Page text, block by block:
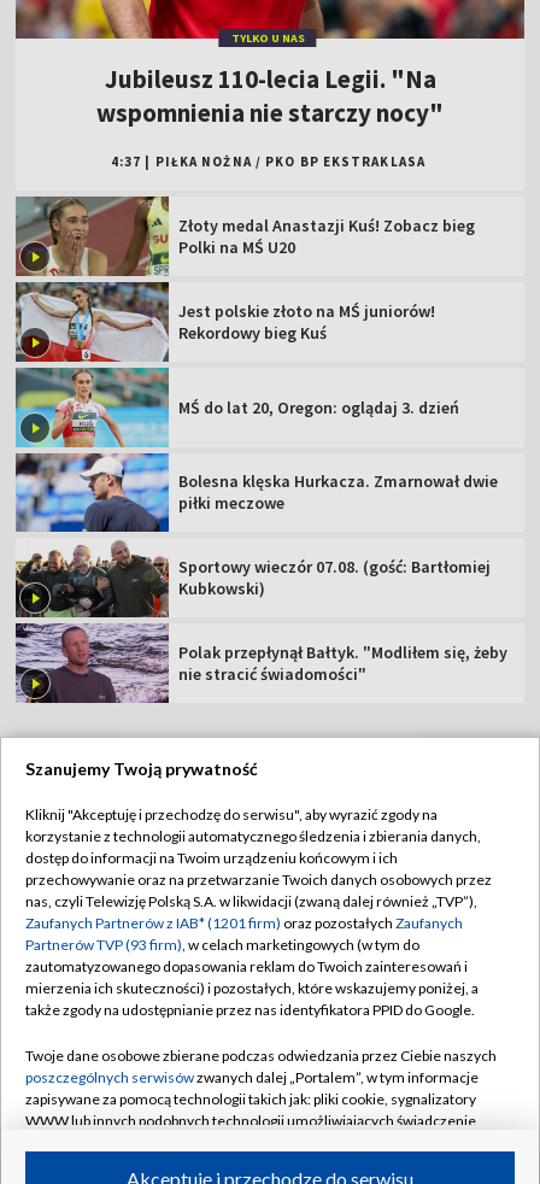
TYLKO U NAS
Jubileusz 110-lecia Legii. "Na
wspomnienia nie starczy nocy"
4:37 PIŁKA NOŻNA / PKO BP EKSTRAKLASA
Złoty medal Anastazji Kuś! Zobacz bieg
Polki na MŚ U20
Jest polskie złoto na MŚ juniorów!
Rekordowy bieg Kuś
MŚ do lat 20, Oregon: oglądaj 3. dzień
Bolesna klęska Hurkacza. Zmarnował dwie
piłki meczowe
Sportowy wieczór 07.08. (gość: Bartłomiej
Kubkowski)
Polak przepłynął Bałtyk. "Modliłem się, żeby
nie stracić świadomości"
Abonament TVP
Sklep TVP
Biuro Reklamy
Oferta Handlowa
Telegazeta ogłoszenia
Rada Programowa
Ogłoszenia przetargowe
Akademia Telewizyjna
Regulamin TVP
Polityka prywatności
Moje zgody
Biuro reklamy
Kontakt
Kanały
©2026 Telewizja Polska Spółka Akcyjna w likwidacji
Szanujemy Twoją prywatność
Kliknij "Akceptuję i przechodzę do serwisu", aby wyrazić zgody na
korzystanie z technologii automatycznego śledzenia i zbierania danych,
dostęp do informacji na Twoim urządzeniu końcowym i ich
przechowywanie oraz na przetwarzanie Twoich danych osobowych przez
nas, czyli Telewizję Polską S.A. w likwidacji (zwaną dalej również „TVP”),
Zaufanych Partnerów z IAB* (1201 firm) oraz pozostałych Zaufanych
Partnerów TVP (93 firm), w celach marketingowych (w tym do
zautomatyzowanego dopasowania reklam do Twoich zainteresowań i
mierzenia ich skuteczności) i pozostałych, które wskazujemy poniżej, a
także zgody na udostępnianie przez nas identyfikatora PPID do Google.
Twoje dane osobowe zbierane podczas odwiedzania przez Ciebie naszych
poszczególnych serwisówzwanych dalej „Portalem”, w tym informacje
zapisywane za pomocą technologii takich jak: pliki cookie, sygnalizatory
WWW lub innych podobnych technologii umożliwiających świadczenie
Akceptuję i przechodzę do serwisu